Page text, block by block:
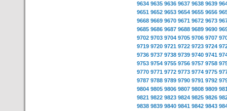
9634 9635 9636 9637 9638 9639
9651 9652 9653 9654 9655 9656
9668 9669 9670 9671 9672 9673
9685 9686 9687 9688 9689 9690
9702 9703 9704 9705 9706 9707
9719 9720 9721 9722 9723 9724
9736 9737 9738 9739 9740 9741
9753 9754 9755 9756 9757 9758
9770 9771 9772 9773 9774 9775
9787 9788 9789 9790 9791 9792
9804 9805 9806 9807 9808 9809
9821 9822 9823 9824 9825 9826
9838 9839 9840 9841 9842 9843